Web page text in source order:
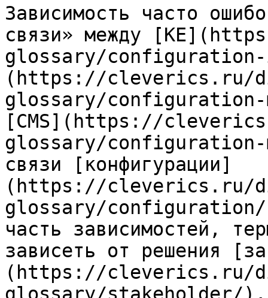
Зависимость часто
связи» между
glossary/configuration-
(https://cleverics.ru/
glossary/configuration-
[CMS](https://
glossary/configuration-
связи [конфигурации]
(https://cleverics.ru/
glossary/configuration/)
часть зависимостей,
зависеть от решения
(https://cleverics.ru/